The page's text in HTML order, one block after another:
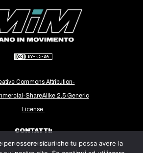
Commons Attribution-
ShareAlike 2.5 Generic
License.
CONTATTI:
per essere sicuri che tu possa avere la